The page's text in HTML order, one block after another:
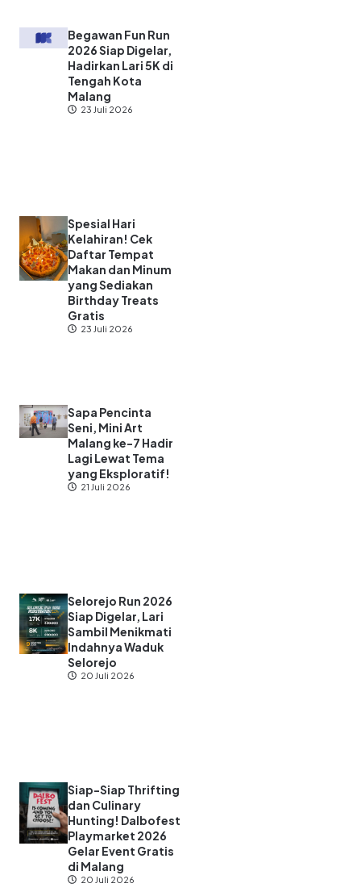
Begawan Fun Run
2026 Siap Digelar,
Hadirkan Lari 5K di
Tengah Kota
Malang
23 Juli 2026
Spesial Hari
Kelahiran! Cek
Daftar Tempat
Makan dan Minum
yang Sediakan
Birthday Treats
Gratis
23 Juli 2026
Sapa Pencinta
Seni, Mini Art
Malang ke-7 Hadir
Lagi Lewat Tema
yang Eksploratif!
21 Juli 2026
Selorejo Run 2026
Siap Digelar, Lari
Sambil Menikmati
Indahnya Waduk
Selorejo
20 Juli 2026
Siap-Siap Thrifting
dan Culinary
Hunting! Dalbofest
Playmarket 2026
Gelar Event Gratis
di Malang
20 Juli 2026